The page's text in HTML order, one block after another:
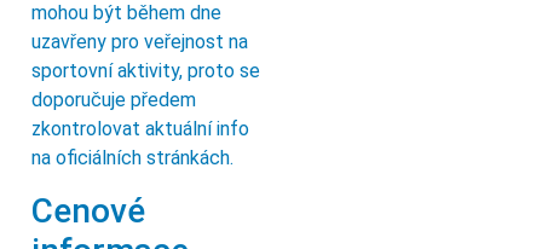
mohou být během dne
uzavřeny pro veřejnost na
sportovní aktivity, proto se
doporučuje předem
zkontrolovat aktuální info
na oficiálních stránkách.
Cenové